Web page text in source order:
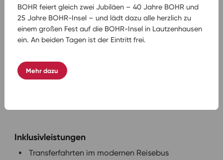
16 Passau 08.30
(Alle Zeitangaben sind voraussichtlich und stets
vorbehaltlich Änderungen durch Hoch- oder
Inklusivleistungen
Transferfahrten im modernen Reisebus
BOHR feiert gleich zwei Jubiläen – 40 Jahre BOHR und
25 Jahre BOHR-Insel – und lädt dazu alle herzlich zu
einem großen Fest auf die BOHR-Insel in Lautzenhausen
ein. An beiden Tagen ist der Eintritt frei.
Mehr dazu